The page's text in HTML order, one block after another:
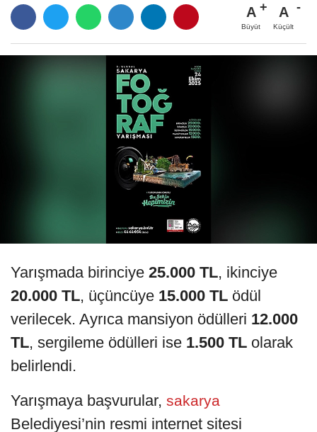
A
Büyüt
A
Küçült
Yarışmada birinciye 25.000 TL, ikinciye
20.000 TL, üçüncüye 15.000 TL ödül
verilecek. Ayrıca mansiyon ödülleri 12.000
TL, sergileme ödülleri ise 1.500 TL olarak
belirlendi.
Yarışmaya başvurular, sakarya
Belediyesi’nin resmi internet sitesi